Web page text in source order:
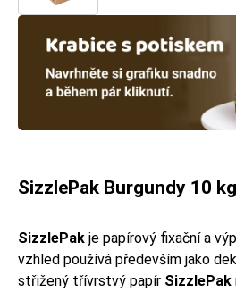
SizzlePak Burgundy 10
SizzlePak je papírový fixační a
vzhled používá především jako
střižený třívrstvý papír SizzlePak